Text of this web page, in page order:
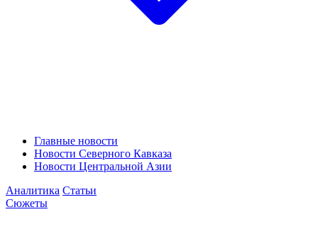
Главные новости
Новости Северного Кавказа
Новости Центральной Азии
Аналитика Статьи
Сюжеты